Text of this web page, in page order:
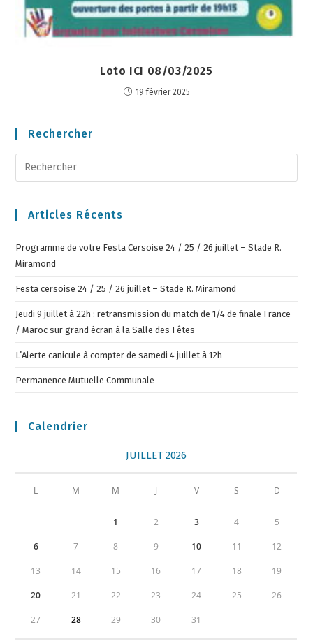
Loto ICI 08/03/2025
19 février 2025
Rechercher
Articles Récents
Programme de votre Festa Cersoise 24 / 25 / 26 juillet – Stade R.
Miramond
Festa cersoise 24 / 25 / 26 juillet – Stade R. Miramond
Jeudi 9 juillet à 22h : retransmission du match de 1/4 de finale France
/ Maroc sur grand écran à la Salle des Fêtes
L’Alerte canicule à compter de samedi 4 juillet à 12h
Permanence Mutuelle Communale
Calendrier
JUILLET 2026
L M M J V S D
1 2 3 4 5
6 7 8 9 10 11 12
13 14 15 16 17 18 19
20 21 22 23 24 25 26
27 28 29 30 31